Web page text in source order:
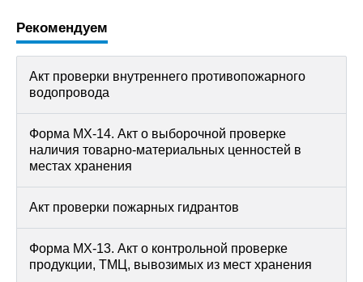
Рекомендуем
Акт проверки внутреннего противопожарного
водопровода
Форма МХ-14. Акт о выборочной проверке
наличия товарно-материальных ценностей в
местах хранения
Акт проверки пожарных гидрантов
Форма МХ-13. Акт о контрольной проверке
продукции, ТМЦ, вывозимых из мест хранения